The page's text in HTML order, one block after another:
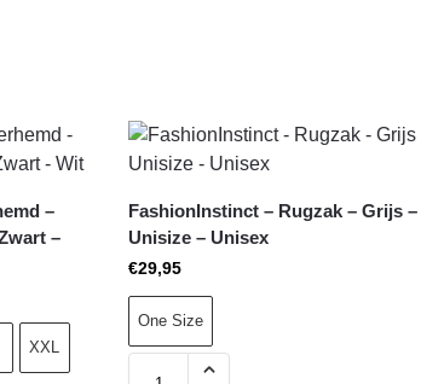
–
–
XXL
FashionInstinct – Rugzak – Grijs –
Unisize – Unisex
€29,95
One Size